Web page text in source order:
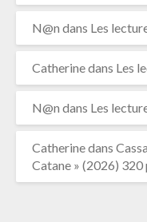
N@n dans Les
Catherinedans Les
N@n dans Les
Catherinedans
Catane » (2026) 320